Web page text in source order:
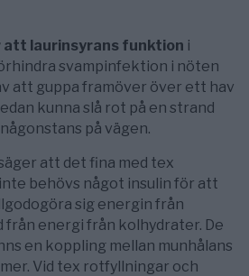
laurinsyrans funktion i
svampinfektion i nöten
att guppa framöver över ett hav
kunna slå rot på en strand
på vägen.
att det fina med tex
behövs något insulin för att
sig energin från
energi från kolhydrater. De
en koppling mellan munhålans
Vid tex rotfyllningar och